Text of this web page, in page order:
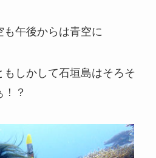
午後からは青空に
しかして石垣島はそろそ
？